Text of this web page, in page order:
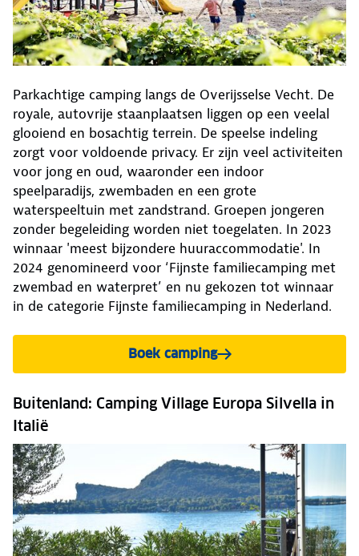
Parkachtige camping langs de Overijsselse Vecht. De
royale, autovrije staanplaatsen liggen op een veelal
glooiend en bosachtig terrein. De speelse indeling
zorgt voor voldoende privacy. Er zijn veel activiteiten
voor jong en oud, waaronder een indoor
speelparadijs, zwembaden en een grote
waterspeeltuin met zandstrand. Groepen jongeren
zonder begeleiding worden niet toegelaten. In 2023
winnaar 'meest bijzondere huuraccommodatie'. In
2024 genomineerd voor ‘Fijnste familiecamping met
zwembad en waterpret’ en nu gekozen tot winnaar
in de categorie Fijnste familiecamping in Nederland.
Boek camping
Buitenland: Camping Village Europa Silvella in
Italië